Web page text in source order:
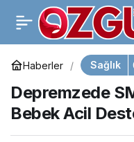
Haberler Sağlık
Depremzede
Bebek Acil
DSÖ Covid-19 Halk
Sağlığı Acil
Durumunun Bittiğini
Açıkladı